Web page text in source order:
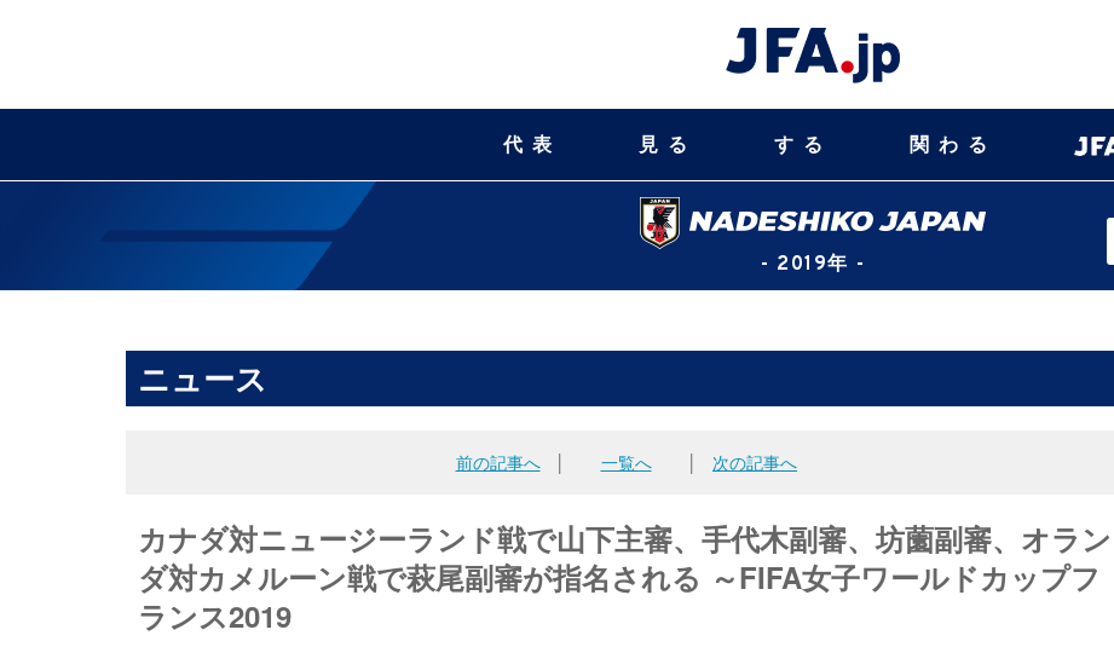
代表 見る する 関わる
- 2019年 -
ニュース
前の記事へ│ 一覧へ 次の記事へ
カナダ対ニュージーランド戦で山下主審、手代木副審、坊薗副審、オラン
ダ対カメルーン戦で萩尾副審が指名される ～FIFA女子ワールドカップフ
ランス2019